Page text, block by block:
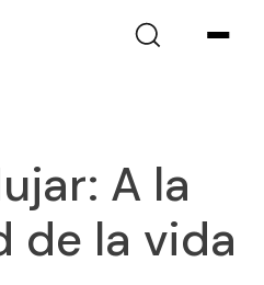
A la
de la vida